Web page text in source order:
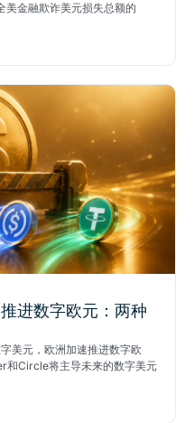
美金融欺诈美元损失总额的
进数字欧元：两种
美元，欧洲加速推进数字欧
和Circle将主导未来的数字美元